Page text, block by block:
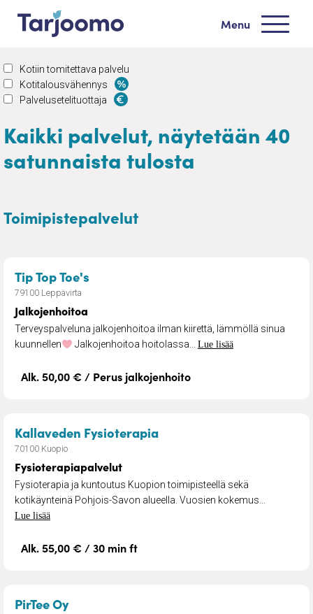
Siirry sisältöön
Menu
Kotiin tomitettava palvelu
Kotitalousvähennys
Palvelusetelituottaja
Kaikki palvelut, näytetään 40
satunnaista tulosta
Toimipistepalvelut
Tip Top Toe's
79100 Leppävirta
Jalkojenhoitoa
Terveyspalveluna jalkojenhoitoa ilman kiirettä, lämmöllä sinua
kuunnellen
Jalkojenhoitoa hoitolassa... Lue lisää
Alk. 50,00 € / Perus jalkojenhoito
Kallaveden Fysioterapia– Fysioterapiapalvelut
70100 Kuopio
Fysioterapiapalvelut
Fysioterapia ja kuntoutus Kuopion toimipisteellä sekä
kotikäynteinä Pohjois-Savon alueella. Vuosien kokemus...
Lue lisää
Alk. 55,00 € / 30 min ft
PirTee Oy– Neuropsykiatrinen valmennus